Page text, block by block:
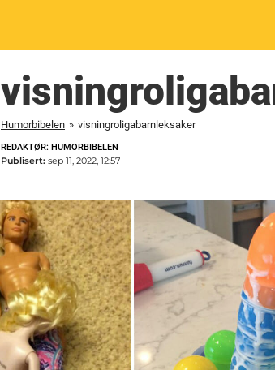
Humorbibelen » visningroligabarnleksaker
REDAKTØR: HUMORBIBELEN
Publisert: sep 11, 2022, 12:57